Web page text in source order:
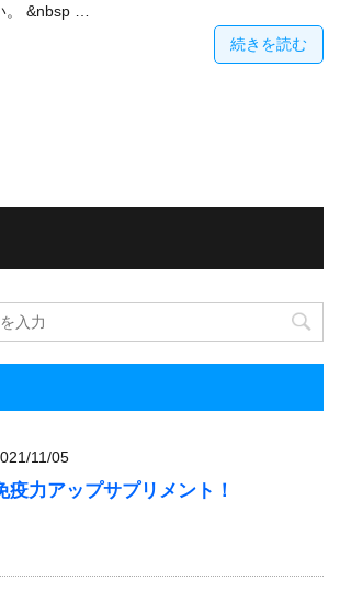
。 &nbsp …
続きを読む
11/05
疫力アップサプリメント！